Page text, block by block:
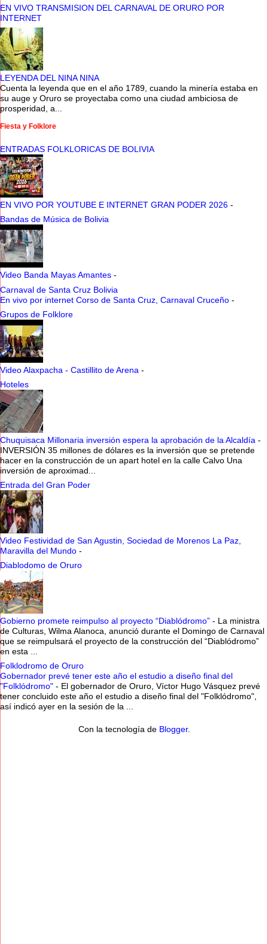
EN VIVO TRANSMISION DEL CARNAVAL DE ORURO POR
INTERNET
LEYENDA DEL NINA NINA
Cuenta la leyenda que en el año 1789, cuando la minería estaba en
su auge y Oruro se proyectaba como una ciudad ambiciosa de
prosperidad, a...
Fiesta y Folklore
ENTRADAS FOLKLORICAS DE BOLIVIA
EN VIVO POR YOUTUBE E INTERNET GRAN PODER 2026 -
Bandas de Música de Bolivia
Video Banda Mayas Amantes -
Carnaval de Santa Cruz Bolivia
En vivo por internet Corso de Santa Cruz, Carnaval Cruceño -
Grupos de Folklore
Video Alaxpacha - Castillito de Arena -
Hoteles
Chuquisaca Millonaria inversión espera la aprobación de la Alcaldía -
INVERSIÓN 35 millones de dólares es la inversión que se pretende
hacer en la construcción de un apart hotel en la calle Calvo Una
inversión de aproximad...
Entrada del Gran Poder
Video Festividad de San Agustin, Sociedad de Morenos La Paz,
Maravilla del Mundo -
Diablodomo de Oruro
Gobierno promete reimpulso al proyecto “Diablódromo” - La ministra
de Culturas, Wilma Alanoca, anunció durante el Domingo de Carnaval
que se reimpulsará el proyecto de la construcción del “Diablódromo”
en esta ...
Folklodromo de Oruro
Gobernador prevé tener este año el estudio a diseño final del
"Folklódromo" - El gobernador de Oruro, Víctor Hugo Vásquez prevé
tener concluido este año el estudio a diseño final del "Folklódromo",
así indicó ayer en la sesión de la ...
Con la tecnología de Blogger.